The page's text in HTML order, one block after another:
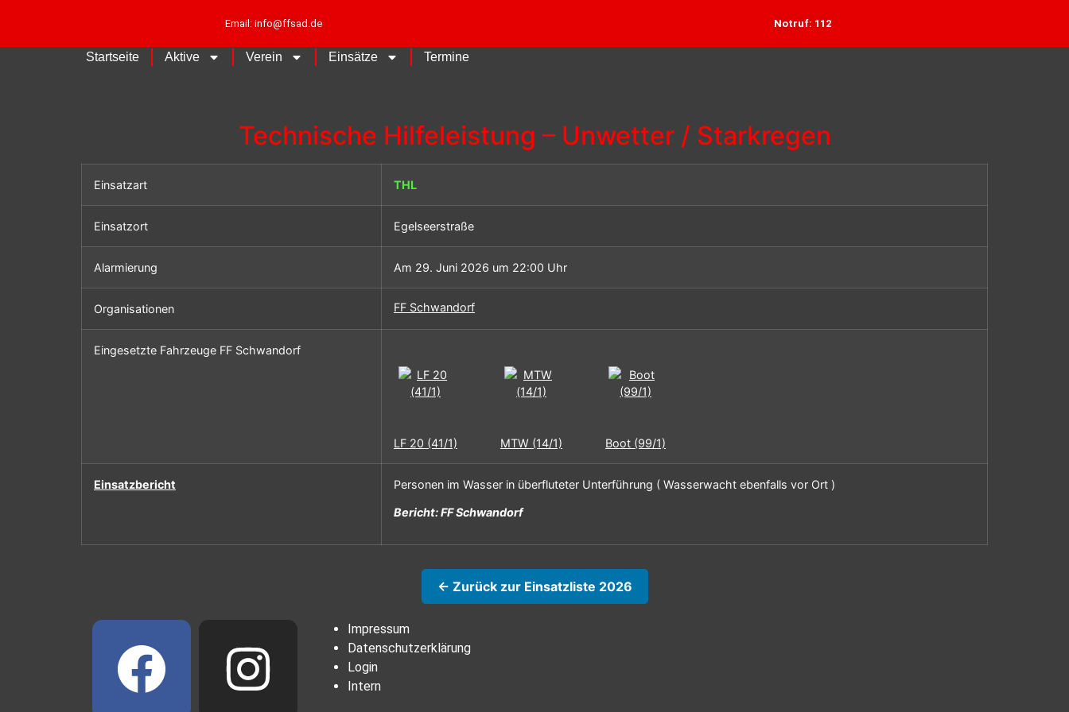
Email: info@ffsad.de Notruf: 112
Startseite Aktive Verein Einsätze Termine
Technische Hilfeleistung – Unwetter / Starkregen
Einsatzart THL
Einsatzort Egelseerstraße
Alarmierung Am 29. Juni 2026 um 22:00 Uhr
Organisationen FF Schwandorf
Eingesetzte Fahrzeuge FF Schwandorf
LF 20 (41/1) MTW (14/1) Boot (99/1)
Einsatzbericht Personen im Wasser in überfluteter Unterführung ( Wasserwacht ebenfalls vor Ort )
Bericht: FF Schwandorf
← Zurück zur Einsatzliste 2026
Impressum
Datenschutzerklärung
Login
Intern